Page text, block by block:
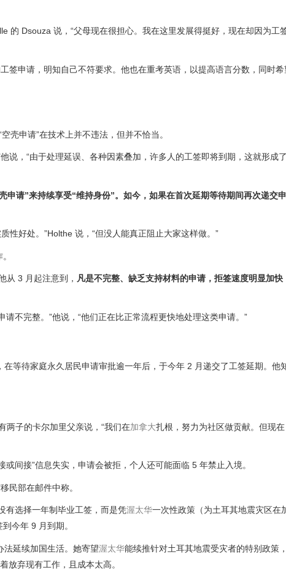
的 Dsouza 说，“父母现在很担心。我在这里发展得挺好，现在却因为工
签申请，明知自己不符要求。他也在重考英语，以提高语言分数，同时希
壳申请”在技术上并不违法，但并不恰当。
说，“由于处理延误、各种因素叠加，许多人的工签即将到期，这就形成
申请”来持续享受“维持身份”。如今，如果在首次延期等待期间再次递交
性好处。”Holthe 说，“但没人能真正阻止大家这样做。”
从 3 月起注意到， 凡是不完整、缺乏支持材料的申请，拒签速度明显加
不完整。”他说，“他们正在比正常流程更快地处理这类申请。”
等待家庭永久居民申请审批逾一年后，于今年 2 月递交了工签延期。他
两子的卡尔加里父亲说，“我们在加拿大扎根，努力为社区做贡献。但现在
间接”信息失实，申请会被拒，个人还可能面临 5 年禁止入境。
民部在邮件中称。
有选择一年制毕业工签，而是凭渥太华一次性政策（为土耳其地震灾区在
今年 9 月到期。
法延续加国生活。她寄望渥太华能续推针对土耳其地震受灾者的特别政策
放弃现有工作，且成本太高。